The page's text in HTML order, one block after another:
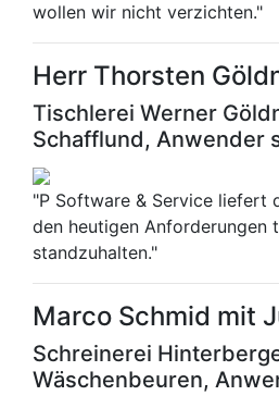
wollen wir nicht verzichten."
Herr Thorsten
Tischlerei Werner
Schafflund, Anwender
"P Software & Service liefert
den heutigen Anforderungen
standzuhalten."
Marco Schmid mit
Schreinerei
Wäschenbeuren,